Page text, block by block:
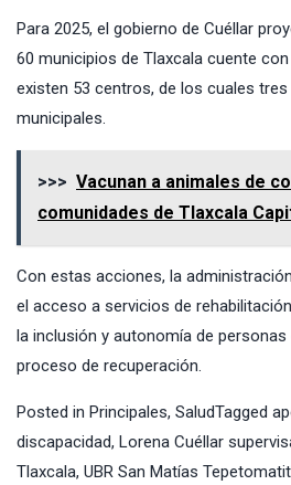
Para 2025, el gobierno de Cuéllar
60 municipios de Tlaxcala cuente
existen 53 centros, de los cuales
municipales.
>>> Vacunan a animales de
comunidades de Tlaxcala
Con estas acciones, la
el acceso a servicios de
la inclusión y autonomía de
proceso de recuperación.
Posted in Principales, SaludTagged
discapacidad, Lorena Cuéllar
Tlaxcala, UBR San Matías